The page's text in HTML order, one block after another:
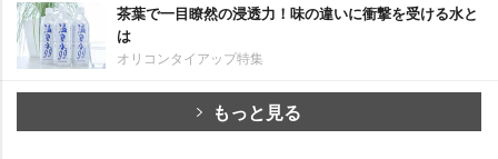
茶葉で一目瞭然の浸透力！味の違いに衝撃を受ける水と
は
オリコンタイアップ特集
もっと見る